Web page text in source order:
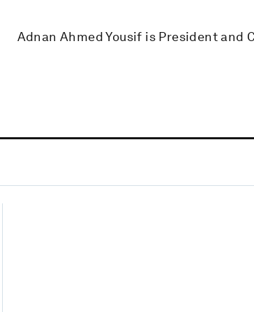
Adnan Ahmed Yousif is President and